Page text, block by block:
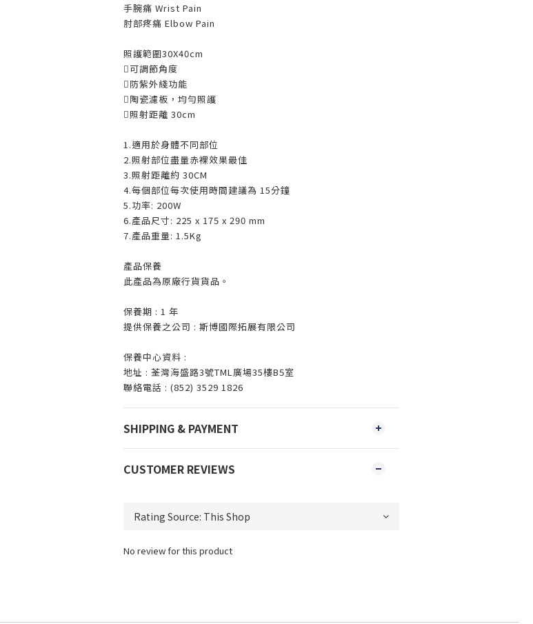
手腕痛 Wrist Pain
肘部疼痛 Elbow Pain
照護範圍30X40cm
可調節角度
防紫外綫功能
陶瓷濾板，均勻照護
照射距離 30cm
1.適用於身體不同部位
2.照射部位盡量赤裸效果最佳
3.照射距離約 30CM
4.每個部位每次使用時間建議為 15分鐘
5.功率: 200W
6.產品尺寸: 225 x 175 x 290 mm
7.產品重量: 1.5Kg
產品保養
此產品為原廠行貨貨品。
保養期 : 1 年
提供保養之公司 : 斯博國際拓展有限公司
保養中心資料 :
地址 : 荃灣海盛路3號TML廣場35樓B5室
聯絡電話 : (852) 3529 1826
SHIPPING & PAYMENT
CUSTOMER REVIEWS
No review for this product